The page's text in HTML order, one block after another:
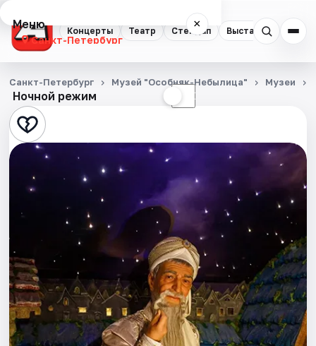
Концерты Театр Стендап Выставки
Меню ×
Санкт-Петербург
Концерты
Театр
Стендап
Выставки
Спорт
События
Ночной режим ☾
Санкт-Петербург Музей "Особняк-Небылица" Музеи